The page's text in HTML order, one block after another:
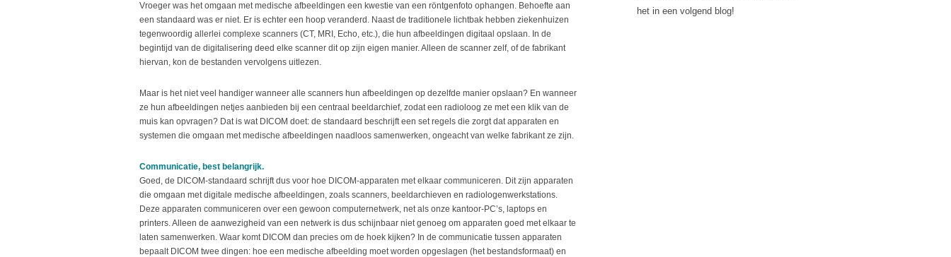
Vroeger was het omgaan met medische afbeeldingen een kwestie van een röntgenfoto ophangen. Behoefte aan
een standaard was er niet. Er is echter een hoop veranderd. Naast de traditionele lichtbak hebben ziekenhuizen
tegenwoordig allerlei complexe scanners (CT, MRI, Echo, etc.), die hun afbeeldingen digitaal opslaan. In de
begintijd van de digitalisering deed elke scanner dit op zijn eigen manier. Alleen de scanner zelf, of de fabrikant
hiervan, kon de bestanden vervolgens uitlezen.
Maar is het niet veel handiger wanneer alle scanners hun afbeeldingen op dezelfde manier opslaan? En wanneer
ze hun afbeeldingen netjes aanbieden bij een centraal beeldarchief, zodat een radioloog ze met een klik van de
muis kan opvragen? Dat is wat DICOM doet: de standaard beschrijft een set regels die zorgt dat apparaten en
systemen die omgaan met medische afbeeldingen naadloos samenwerken, ongeacht van welke fabrikant ze zijn.
Communicatie, best belangrijk.
Goed, de DICOM-standaard schrijft dus voor hoe DICOM-apparaten met elkaar communiceren. Dit zijn apparaten
die omgaan met digitale medische afbeeldingen, zoals scanners, beeldarchieven en radiologenwerkstations.
Deze apparaten communiceren over een gewoon computernetwerk, net als onze kantoor-PC’s, laptops en
printers. Alleen de aanwezigheid van een netwerk is dus schijnbaar niet genoeg om apparaten goed met elkaar te
laten samenwerken. Waar komt DICOM dan precies om de hoek kijken? In de communicatie tussen apparaten
bepaalt DICOM twee dingen: hoe een medische afbeelding moet worden opgeslagen (het bestandsformaat) en
het in een volgend blog!